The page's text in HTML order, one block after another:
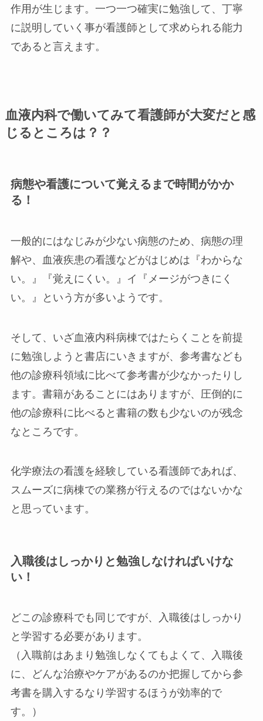
作用が生じます。一つ一つ確実に勉強して、丁寧
に説明していく事が看護師として求められる能力
であると言えます。
血液内科で働いてみて看護師が大変だと感
じるところは？？
病態や看護について覚えるまで時間がかか
る！
一般的にはなじみが少ない病態のため、病態の理
解や、血液疾患の看護などがはじめは『わからな
い。』『覚えにくい。』イ『メージがつきにく
い。』という方が多いようです。
そして、いざ血液内科病棟ではたらくことを前提
に勉強しようと書店にいきますが、参考書なども
他の診療科領域に比べて参考書が少なかったりし
ます。書籍があることにはありますが、圧倒的に
他の診療科に比べると書籍の数も少ないのが残念
なところです。
化学療法の看護を経験している看護師であれば、
スムーズに病棟での業務が行えるのではないかな
と思っています。
入職後はしっかりと勉強しなければいけな
い！
どこの診療科でも同じですが、入職後はしっかり
と学習する必要があります。
（入職前はあまり勉強しなくてもよくて、入職後
に、どんな治療やケアがあるのか把握してから参
考書を購入するなり学習するほうが効率的で
す。）